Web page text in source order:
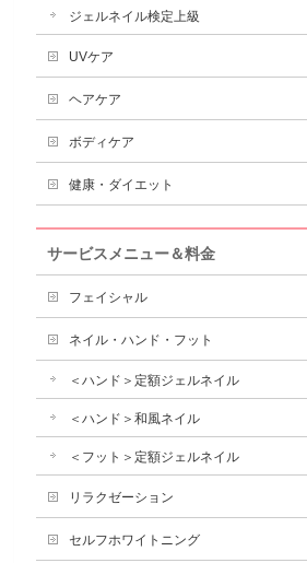
ジェルネイル検定上級
UVケア
ヘアケア
ボディケア
健康・ダイエット
サービスメニュー＆料金
フェイシャル
ネイル・ハンド・フット
＜ハンド＞定額ジェルネイル
＜ハンド＞和風ネイル
＜フット＞定額ジェルネイル
リラクゼーション
セルフホワイトニング